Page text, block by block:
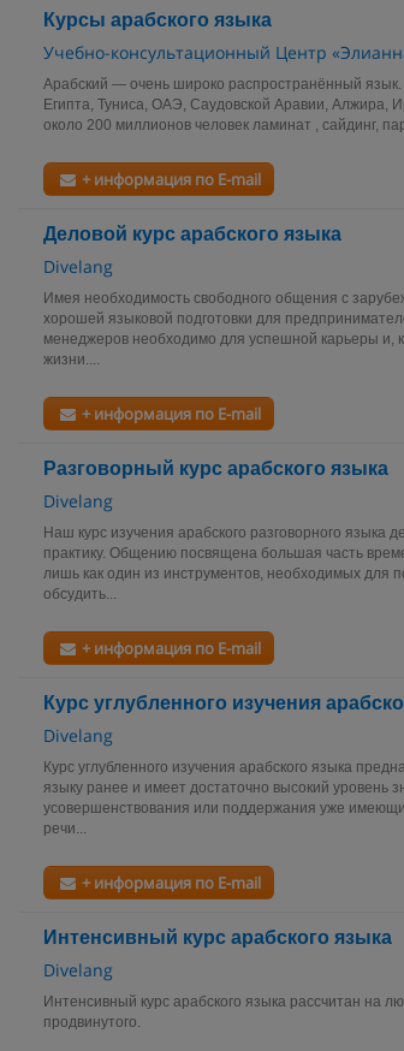
Курсы арабского языка
Учебно-консультационный Центр
Арабский — очень широко распространённый
Египта, Туниса, ОАЭ, Саудовской Аравии, Алжира,
около 200 миллионов человек ламинат , сайдинг,
+ информация по E-mail
Деловой курс арабского языка
Divelang
Имея необходимость свободного общения с
хорошей языковой подготовки для
менеджеров необходимо для успешной карьеры и,
жизни....
+ информация по E-mail
Разговорный курс арабского языка
Divelang
Наш курс изучения арабского разговорного языка
практику. Общению посвящена большая часть
лишь как один из инструментов, необходимых для
обсудить...
+ информация по E-mail
Курс углубленного изучения
Divelang
Курс углубленного изучения арабского языка
языку ранее и имеет достаточно высокий уровень
усовершенствования или поддержания уже
речи...
+ информация по E-mail
Интенсивный курс арабского языка
Divelang
Интенсивный курс арабского языка рассчитан на
продвинутого.